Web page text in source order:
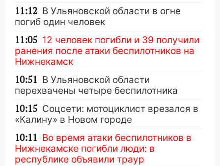
11:12 В Ульяновской области в огне
погиб один человек
11:05 12 человек погибли и 39 получили
ранения после атаки беспилотников на
Нижнекамск
10:51 В Ульяновской области
перехвачены четыре беспилотника
10:15 Соцсети: мотоциклист врезался в
«Калину» в Новом городе
10:11 Во время атаки беспилотников в
Нижнекамске погибли люди: в
республике объявили траур